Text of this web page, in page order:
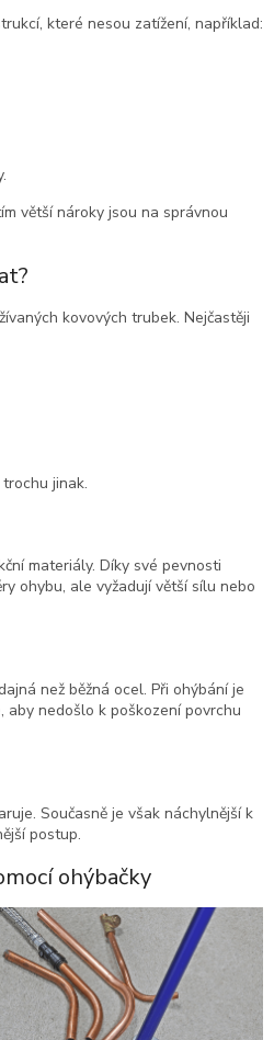
které nesou zatížení, například:
větší nároky jsou na správnou
kovových trubek. Nejčastěji
jinak.
materiály. Díky své pevnosti
ohybu, ale vyžadují větší sílu nebo
než běžná ocel. Při ohýbání je
nedošlo k poškození povrchu
Současně je však náchylnější k
postup.
ohýbačky